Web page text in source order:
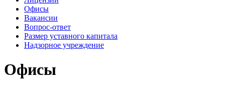
Офисы
Вакансии
Вопрос-ответ
Размер уставного капитала
Надзорное учреждение
Офисы